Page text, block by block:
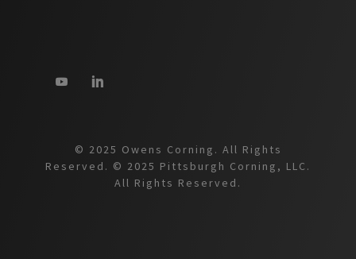
© 2025 Owens Corning. All Rights
Reserved. © 2025 Pittsburgh Corning, LLC.
All Rights Reserved.